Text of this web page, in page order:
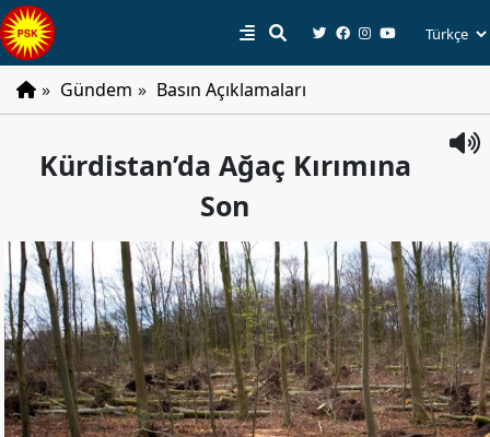
Tarihçe
Parti
Tüzüğü
YÖNETIM
Başkan
Başkan
» Gündem » Basın Açıklamaları
Kürdistan’da Ağaç Kırımına
Son